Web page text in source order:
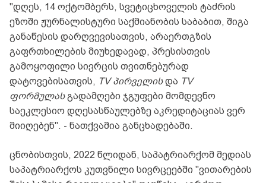
"დღეს, 14 ოქტომბერს, სვეტიცხოველის ტაძრის
ეზოში ჟურნალისტური საქმიანობის საბაბით, შიგა
განაწესის დარღვევისათვის, არაერთგზის
გაფრთხილების მიუხედავად, პრესისთვის
გამოყოფილი სივრცის თვითნებურად
დატოვებისათვის, TV პირველისდა TV
ფორმულასგადამღები ჯგუფები მომდევნო
საეკლესიო დღესასწაულებზე აკრედიტაციას ვერ
მიიღებენ". - ნათქვამია განცხადებაში.
ცნობისთვის, 2022 წლიდან, საპატრიარქომ მედიას
საპატრიარქოს კუთვნილი სივრცეებში "ვითარების